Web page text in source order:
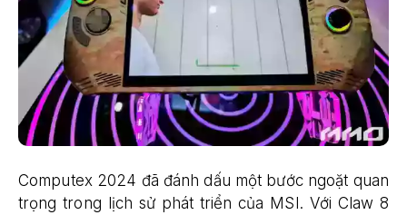
Computex 2024 đã đánh dấu một bước ngoặt quan
trọng trong lịch sử phát triển của MSI. Với Claw 8